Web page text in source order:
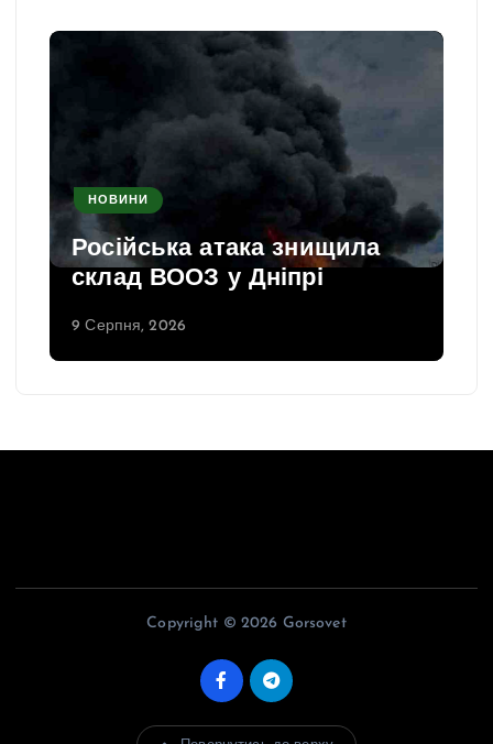
НОВИНИ
Російська атака знищила
склад ВООЗ у Дніпрі
9 Серпня, 2026
Copyright © 2026 Gorsovet